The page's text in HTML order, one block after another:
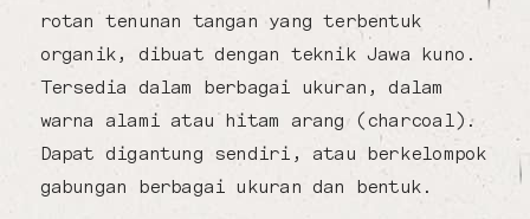
rotan tenunan tangan yang terbentuk
organik, dibuat dengan teknik Jawa kuno.
Tersedia dalam berbagai ukuran, dalam
warna alami atau hitam arang (charcoal).
Dapat digantung sendiri, atau berkelompok
gabungan berbagai ukuran dan bentuk.